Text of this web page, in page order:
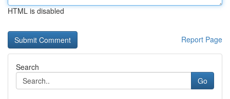
HTML is disabled
Report Page
Search
Go